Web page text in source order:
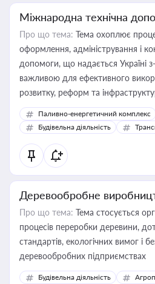
Міжнародна технічна
Про що тема: Тема охоплює
оформлення, адміністрування і
допомоги, що надається Україні
важливою для ефективного
розвитку, реформ та
Паливно-енергетичний комплекс
Будівельна діяльність
Деревообробне
Про що тема: Тема стосується
процесів переробки деревини,
стандартів, екологічних вимог і
деревообробних підприємствах
Будівельна діяльність